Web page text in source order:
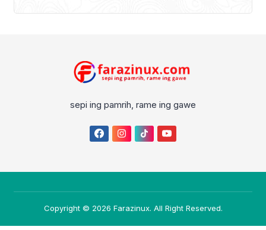
sepi ing pamrih, rame ing gawe
Copyright © 2026 Farazinux. All Right Reserved.